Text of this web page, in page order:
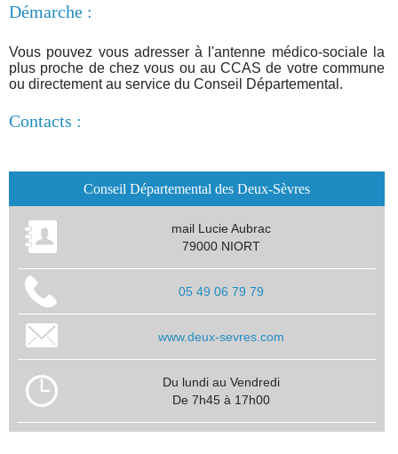
Démarche :
Vous pouvez vous adresser à l'antenne médico-sociale la
plus proche de chez vous ou au CCAS de votre commune
ou directement au service du Conseil Départemental.
Contacts :
Conseil Départemental des Deux-Sèvres
mail Lucie Aubrac
79000 NIORT
05 49 06 79 79
www.deux-sevres.com
Du lundi au Vendredi
De 7h45 à 17h00